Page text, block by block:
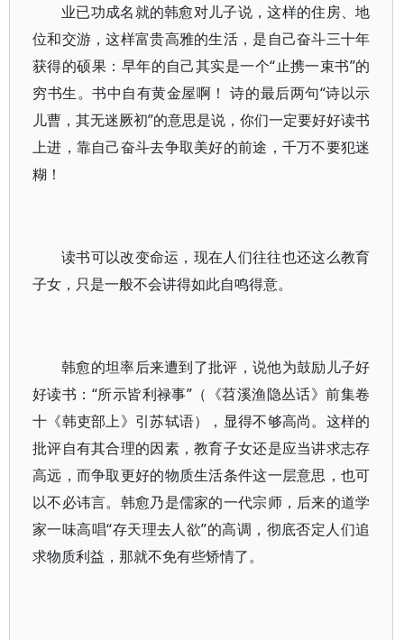
业已功成名就的韩愈对儿子说，这样的住房、地
位和交游，这样富贵高雅的生活，是自己奋斗三十年
获得的硕果：早年的自己其实是一个“止携一束书”的
穷书生。书中自有黄金屋啊！ 诗的最后两句“诗以示
儿曹，其无迷厥初”的意思是说，你们一定要好好读书
上进，靠自己奋斗去争取美好的前途，千万不要犯迷
糊！
读书可以改变命运，现在人们往往也还这么教育
子女，只是一般不会讲得如此自鸣得意。
韩愈的坦率后来遭到了批评，说他为鼓励儿子好
好读书：“所示皆利禄事”（《苕溪渔隐丛话》前集卷
十《韩吏部上》引苏轼语），显得不够高尚。这样的
批评自有其合理的因素，教育子女还是应当讲求志存
高远，而争取更好的物质生活条件这一层意思，也可
以不必讳言。韩愈乃是儒家的一代宗师，后来的道学
家一味高唱“存天理去人欲”的高调，彻底否定人们追
求物质利益，那就不免有些矫情了。